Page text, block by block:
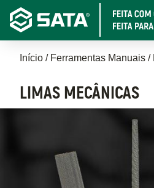
Pular
para
o
conteúdoTrilha
de
navegação
Início Ferramentas Manuais
LIMAS MECÂNICAS